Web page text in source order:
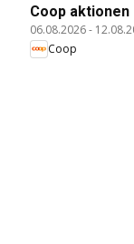
Coop aktionen
06.08.2026-
Coop